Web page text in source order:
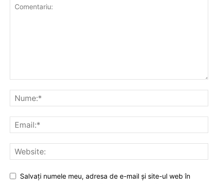
Salvați numele meu, adresa de e-mail și site-ul web în